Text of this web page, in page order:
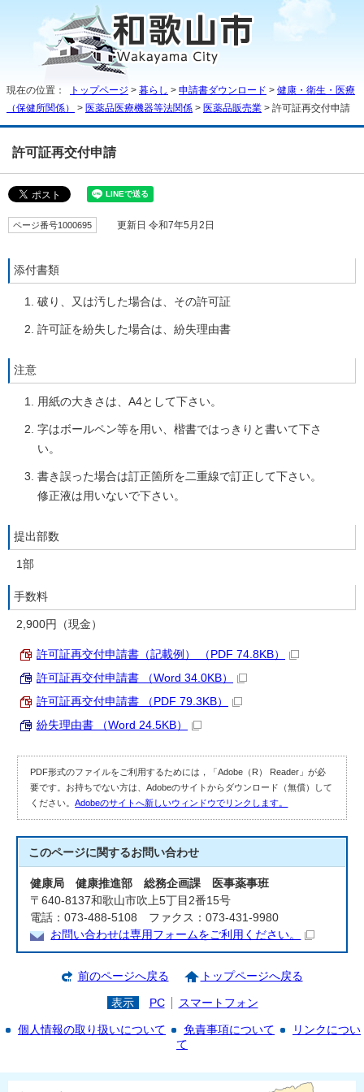
現在の位置： トップページ > 暮らし > 申請書ダウンロード > 健康・衛生・医療
（保健所関係）
> 医薬品医療機器等法関係 > 医薬品販売業 > 許可証再交付申請
許可証再交付申請
ページ番号1000695 更新日 令和7年5月2日
添付書類
破り、又は汚した場合は、その許可証
許可証を紛失した場合は、紛失理由書
注意
用紙の大きさは、A4として下さい。
字はボールペン等を用い、楷書ではっきりと書いて下さ
い。
書き誤った場合は訂正箇所を二重線で訂正して下さい。
修正液は用いないで下さい。
提出部数
1部
手数料
2,900円（現金）
許可証再交付申請書（記載例） （PDF 74.8KB）
許可証再交付申請書 （Word 34.0KB）
許可証再交付申請書 （PDF 79.3KB）
紛失理由書 （Word 24.5KB）
PDF形式のファイルをご利用するためには，「Adobe（R） Reader」が必
要です。お持ちでない方は、Adobeのサイトからダウンロード（無償）して
ください。Adobeのサイトへ新しいウィンドウでリンクします。
このページに関するお問い合わせ
健康局 健康推進部 総務企画課 医事薬事班
〒640-8137和歌山市吹上5丁目2番15号
電話：073-488-5108 ファクス：073-431-9980
お問い合わせは専用フォームをご利用ください。
前のページへ戻る トップページへ戻る
表示 PC スマートフォン
個人情報の取り扱いについて 免責事項について
リンクについ
て